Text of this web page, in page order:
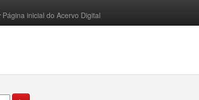
Página inicial do Acervo Digital